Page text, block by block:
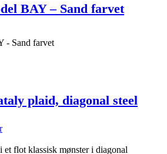
BAY – Sand farvet
- Sand farvet
plaid, diagonal steel
flot klassisk mønster i diagonal